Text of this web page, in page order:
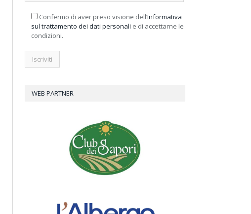
Confermo di aver preso visione dell’Informativa
sul trattamento dei dati personali e di accettarne le
condizioni.
WEB PARTNER